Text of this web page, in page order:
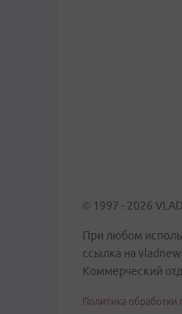
© 1997 - 2026
При любом
ссылка на
Коммерческий
Политика